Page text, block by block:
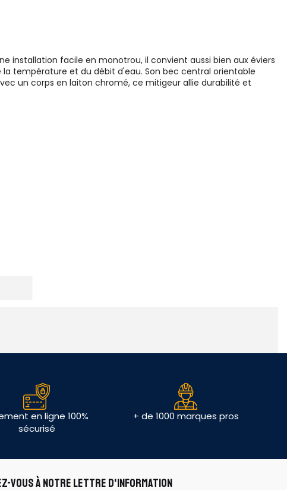
installation facile en monotrou, il convient aussi bien aux éviers
température et du débit d'eau. Son bec central orientable
un corps en laiton chromé, ce mitigeur allie durabilité et
en ligne 100%
sécurisé
+ de 1000 marques pros
VOUS À NOTRE LETTRE D'INFORMATION